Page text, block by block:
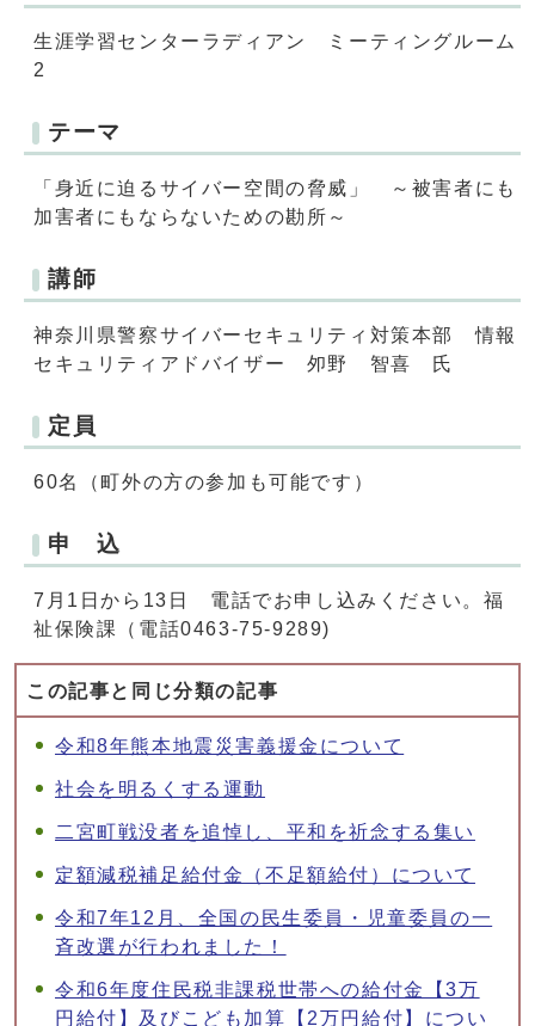
生涯学習センターラディアン ミーティングルーム
2
テーマ
「身近に迫るサイバー空間の脅威」 ～被害者にも
加害者にもならないための勘所～
講師
神奈川県警察サイバーセキュリティ対策本部 情報
セキュリティアドバイザー 夘野 智喜 氏
定員
60名（町外の方の参加も可能です）
申 込
7月1日から13日 電話でお申し込みください。福
祉保険課（電話0463-75-9289)
この記事と同じ分類の記事
令和8年熊本地震災害義援金について
社会を明るくする運動
二宮町戦没者を追悼し、平和を祈念する集い
定額減税補足給付金（不足額給付）について
令和7年12月、全国の民生委員・児童委員の一
斉改選が行われました！
令和6年度住民税非課税世帯への給付金【3万
円給付】及びこども加算【2万円給付】につい